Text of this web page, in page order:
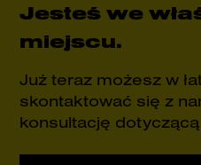
Jesteś we
miejscu.
Już teraz możesz w
skontaktować się z
konsultację